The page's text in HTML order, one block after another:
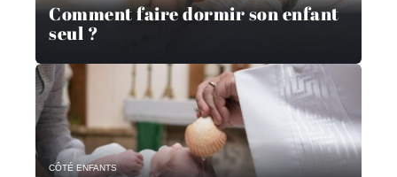
Comment faire dormir son enfant
seul ?
CÔTÉ ENFANTS